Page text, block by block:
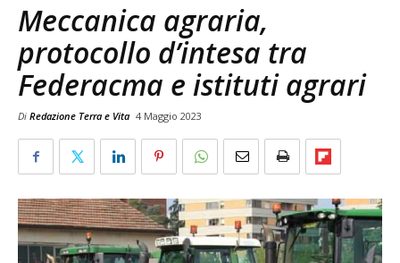
Meccanica agraria,
protocollo d’intesa tra
Federacma e istituti agrari
Di Redazione Terra e Vita 4 Maggio 2023